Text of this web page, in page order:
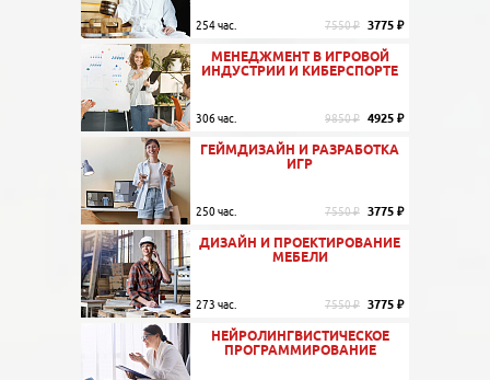
254 час. 7550 ₽ 3775 ₽
МЕНЕДЖМЕНТ В ИГРОВОЙ
ИНДУСТРИИ И КИБЕРСПОРТЕ
306 час. 9850 ₽ 4925 ₽
ГЕЙМДИЗАЙН И РАЗРАБОТКА
ИГР
250 час. 7550 ₽ 3775 ₽
ДИЗАЙН И ПРОЕКТИРОВАНИЕ
МЕБЕЛИ
273 час. 7550 ₽ 3775 ₽
НЕЙРОЛИНГВИСТИЧЕСКОЕ
ПРОГРАММИРОВАНИЕ